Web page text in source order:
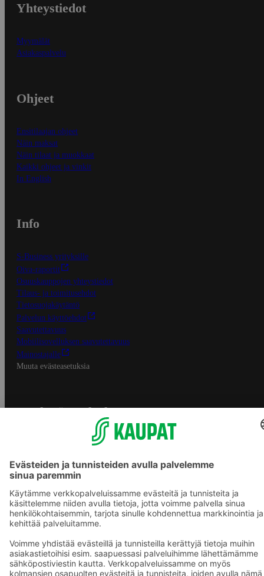
Yhteystiedot
Myymälät
Asiakaspalvelu
Ohjeet
Ensitilaajan ohjeet
Näin maksat
Näin tilaat ja muokkaat
Kaikki ohjeet ja vinkit
In English
Info
S-Business yrityksille
Oiva-raportit
Osuuskauppojen yhteystiedot
Tilaus- ja toimitusehdot
Tietosuojakäytäntö
Palvelun käyttöehdot
Saavutettavuus
Mobiilisovelluksen saavutettavuus
Mainostajalle
Muuta evästeasetuksia
S-ryhmän palvelut
Yhteishyvä Ruoka -sovellus
Prisma.fi
Sokos.fi
S-Pankki
Sokos Hotels
Raflaamo